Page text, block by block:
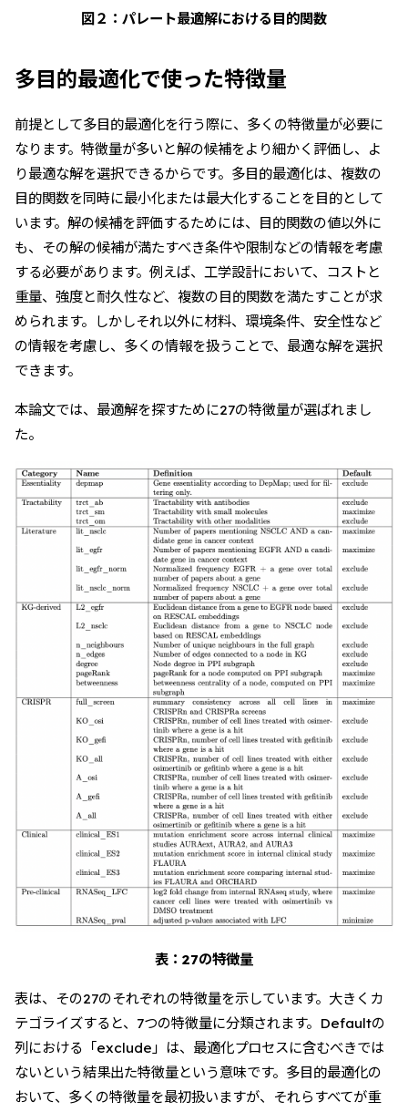
図２：パレート最適解における目的関数
多目的最適化で使った特徴量
前提として多目的最適化を行う際に、多くの特徴量が必要に
なります。特徴量が多いと解の候補をより細かく評価し、よ
り最適な解を選択できるからです。多目的最適化は、複数の
目的関数を同時に最小化または最大化することを目的として
います。解の候補を評価するためには、目的関数の値以外に
も、その解の候補が満たすべき条件や限制などの情報を考慮
する必要があります。例えば、工学設計において、コストと
重量、強度と耐久性など、複数の目的関数を満たすことが求
められます。しかしそれ以外に材料、環境条件、安全性など
の情報を考慮し、多くの情報を扱うことで、最適な解を選択
できます。
本論文では、最適解を探すために27の特徴量が選ばれまし
た。
表：27の特徴量
表は、その27のそれぞれの特徴量を示しています。大きくカ
テゴライズすると、7つの特徴量に分類されます。Defaultの
列における「exclude」は、最適化プロセスに含むべきでは
ないという結果出た特徴量という意味です。多目的最適化の
おいて、多くの特徴量を最初扱いますが、それらすべてが重